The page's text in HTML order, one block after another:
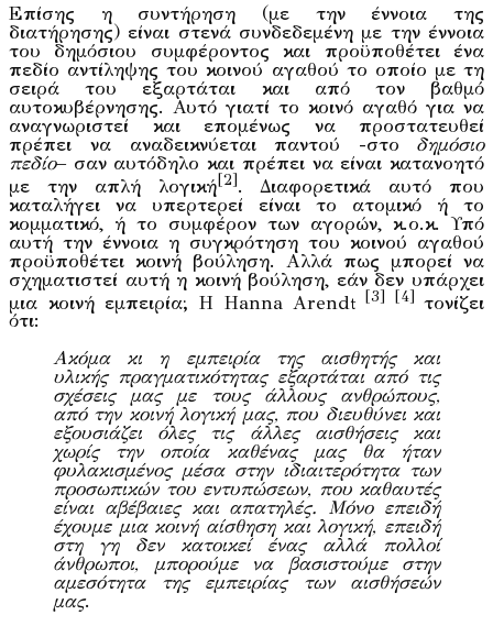
Επίσης η συντήρηση (με την έννοια της
διατήρησης) είναι στενά συνδεδεμένη με την έννοια
του δημόσιου συμφέροντος και προϋποθέτει ένα
πεδίο αντίληψης του κοινού αγαθού το οποίο με τη
σειρά του εξαρτάται και από τον βαθμό
αυτοκυβέρνησης. Αυτό γιατί το κοινό αγαθό για να
αναγνωριστεί και επομένως να προστατευθεί
πρέπει να αναδεικνύεται παντού -στο δημόσιο
πεδίο– σαν αυτόδηλο και πρέπει να είναι κατανοητό
με την απλή λογική[2]. Διαφορετικά αυτό που
καταλήγει να υπερτερεί είναι το ατομικό ή το
κομματικό, ή το συμφέρον των αγορών, κ.ο.κ. Υπό
αυτή την έννοια η συγκρότηση του κοινού αγαθού
προϋποθέτει κοινή βούληση. Αλλά πως μπορεί να
σχηματιστεί αυτή η κοινή βούληση, εάν δεν υπάρχει
μια κοινή εμπειρία; Η Hanna Arendt [3] [4] τονίζει
ότι:
Ακόμα κι η εμπειρία της αισθητής και
υλικής πραγματικότητας εξαρτάται από τις
σχέσεις μας με τους άλλους ανθρώπους,
από την κοινή λογική μας, που διευθύνει και
εξουσιάζει όλες τις άλλες αισθήσεις και
χωρίς την οποία καθένας μας θα ήταν
φυλακισμένος μέσα στην ιδιαιτερότητα των
προσωπικών του εντυπώσεων, που καθαυτές
είναι αβέβαιες και απατηλές. Μόνο επειδή
έχουμε μια κοινή αίσθηση και λογική, επειδή
στη γη δεν κατοικεί ένας αλλά πολλοί
άνθρωποι, μπορούμε να βασιστούμε στην
αμεσότητα της εμπειρίας των αισθήσεών
μας.